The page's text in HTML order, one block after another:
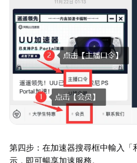
第四步：在加速器搜尋框中輸入「
示，即可暢享加速服務。